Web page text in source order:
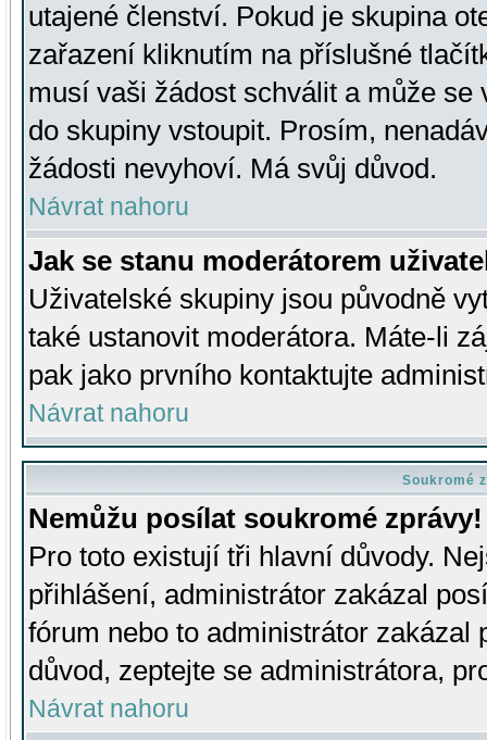
utajené členství. Pokud je skupina
zařazení kliknutím na příslušné
musí vaši žádost schválit a může se
do skupiny vstoupit. Prosím,
žádosti nevyhoví. Má svůj důvod.
Návrat nahoru
Jak se stanu moderátorem
Uživatelské skupiny jsou původně
také ustanovit moderátora. Máte-li
pak jako prvního kontaktujte
Návrat nahoru
Soukromé
Nemůžu posílat soukromé zprávy!
Pro toto existují tři hlavní důvody.
přihlášení, administrátor zakázal
fórum nebo to administrátor zakázal
důvod, zeptejte se administrátora,
Návrat nahoru